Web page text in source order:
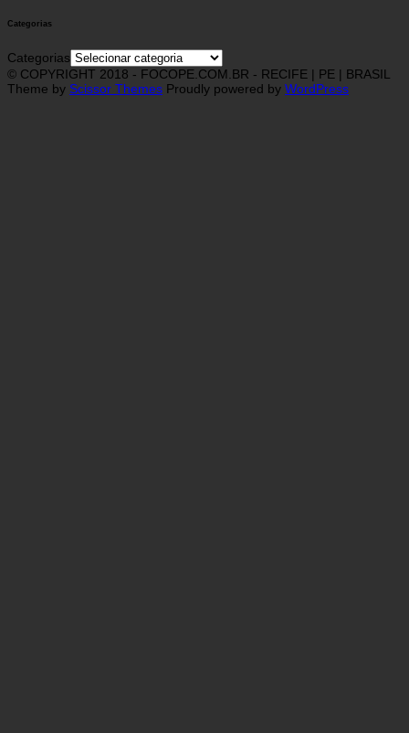
Categorias
Categorias
© COPYRIGHT 2018 - FOCOPE.COM.BR - RECIFE | PE | BRASIL
Theme by Scissor Themes Proudly powered by WordPress